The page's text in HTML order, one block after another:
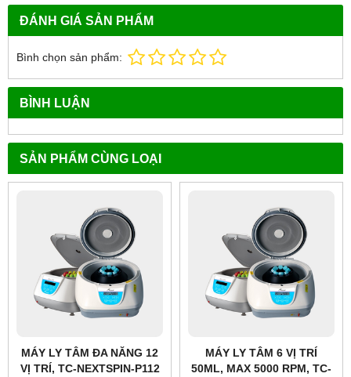
ĐÁNH GIÁ SẢN PHẨM
Bình chọn sản phẩm:
BÌNH LUẬN
SẢN PHẨM CÙNG LOẠI
MÁY LY TÂM ĐA NĂNG 12
VỊ TRÍ, TC-NEXTSPIN-P112
MÁY LY TÂM 6 VỊ TRÍ
50ML, MAX 5000 RPM, TC-